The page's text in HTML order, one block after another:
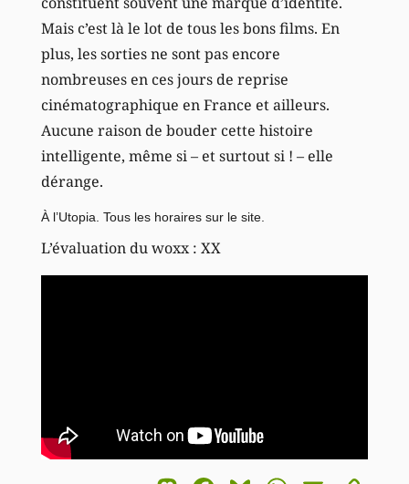
Mais c’est là le lot de tous les bons films. En
plus, les sorties ne sont pas encore
nombreuses en ces jours de reprise
cinématographique en France et ailleurs.
Aucune raison de bouder cette histoire
intelligente, même si – et surtout si ! – elle
dérange.
À l’Utopia. Tous les horaires sur le site.
L’évaluation du woxx : XX